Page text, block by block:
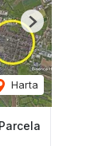
Harta
Next